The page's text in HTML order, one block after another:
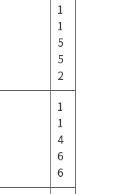
1
1
5
5
2
1
1
4
6
6